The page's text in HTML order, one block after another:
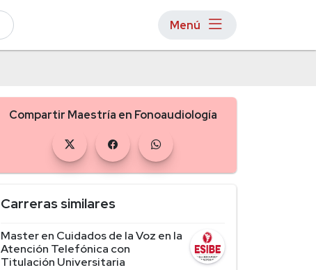
Menú
Compartir Maestría en Fonoaudiología
Carreras similares
Master en Cuidados de la Voz en la
Atención Telefónica con
Titulación Universitaria